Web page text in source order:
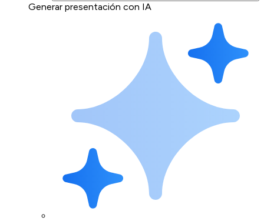
Generar presentación con IA